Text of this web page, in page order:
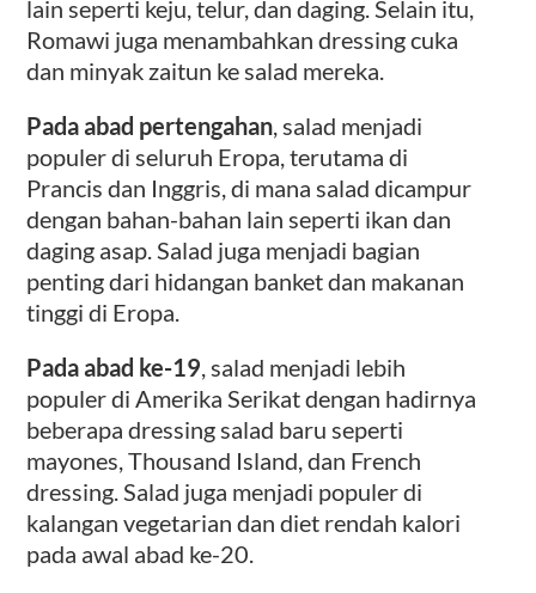
lain seperti keju, telur, dan daging. Selain itu,
Romawi juga menambahkan dressing cuka
dan minyak zaitun ke salad mereka.
Pada abad pertengahan, salad menjadi
populer di seluruh Eropa, terutama di
Prancis dan Inggris, di mana salad dicampur
dengan bahan-bahan lain seperti ikan dan
daging asap. Salad juga menjadi bagian
penting dari hidangan banket dan makanan
tinggi di Eropa.
Pada abad ke-19, salad menjadi lebih
populer di Amerika Serikat dengan hadirnya
beberapa dressing salad baru seperti
mayones, Thousand Island, dan French
dressing. Salad juga menjadi populer di
kalangan vegetarian dan diet rendah kalori
pada awal abad ke-20.